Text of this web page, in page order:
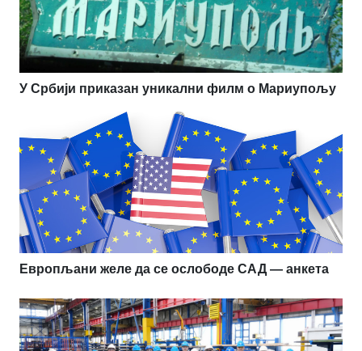
У Србији приказан уникални филм о Мариупољу
Европљани желе да се ослободе САД — анкета